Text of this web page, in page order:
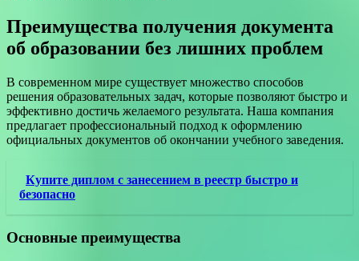
Преимущества получения документа
об образовании без лишних проблем
В современном мире существует множество способов
решения образовательных задач, которые позволяют быстро и
эффективно достичь желаемого результата. Наша компания
предлагает профессиональный подход к оформлению
официальных документов об окончании учебного заведения.
Купите диплом с занесением в реестр быстро и
безопасно
Основные преимущества